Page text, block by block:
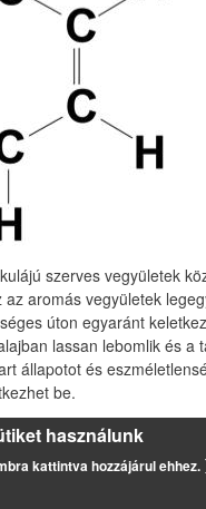
szerves vegyületek
aromás vegyületek
úton egyaránt
lassan lebomlik és
állapotot és
be.
használunk
kattintva hozzájárul ehhez.